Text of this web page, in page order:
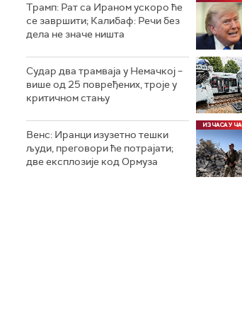
Трамп: Рат са Ираном ускоро ће
се завршити; Калибаф: Речи без
дела не значе ништа
Судар два трамваја у Немачкој –
више од 25 повређених, троје у
критичном стању
Венс: Иранци изузетно тешки
људи, преговори ће потрајати;
две експлозије код Ормуза